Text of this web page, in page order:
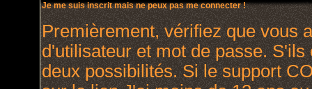
Je me suis inscrit mais ne peux pas me connecter !
Premièrement, vérifiez que vous
d'utilisateur et mot de passe.
deux possibilités. Si le support